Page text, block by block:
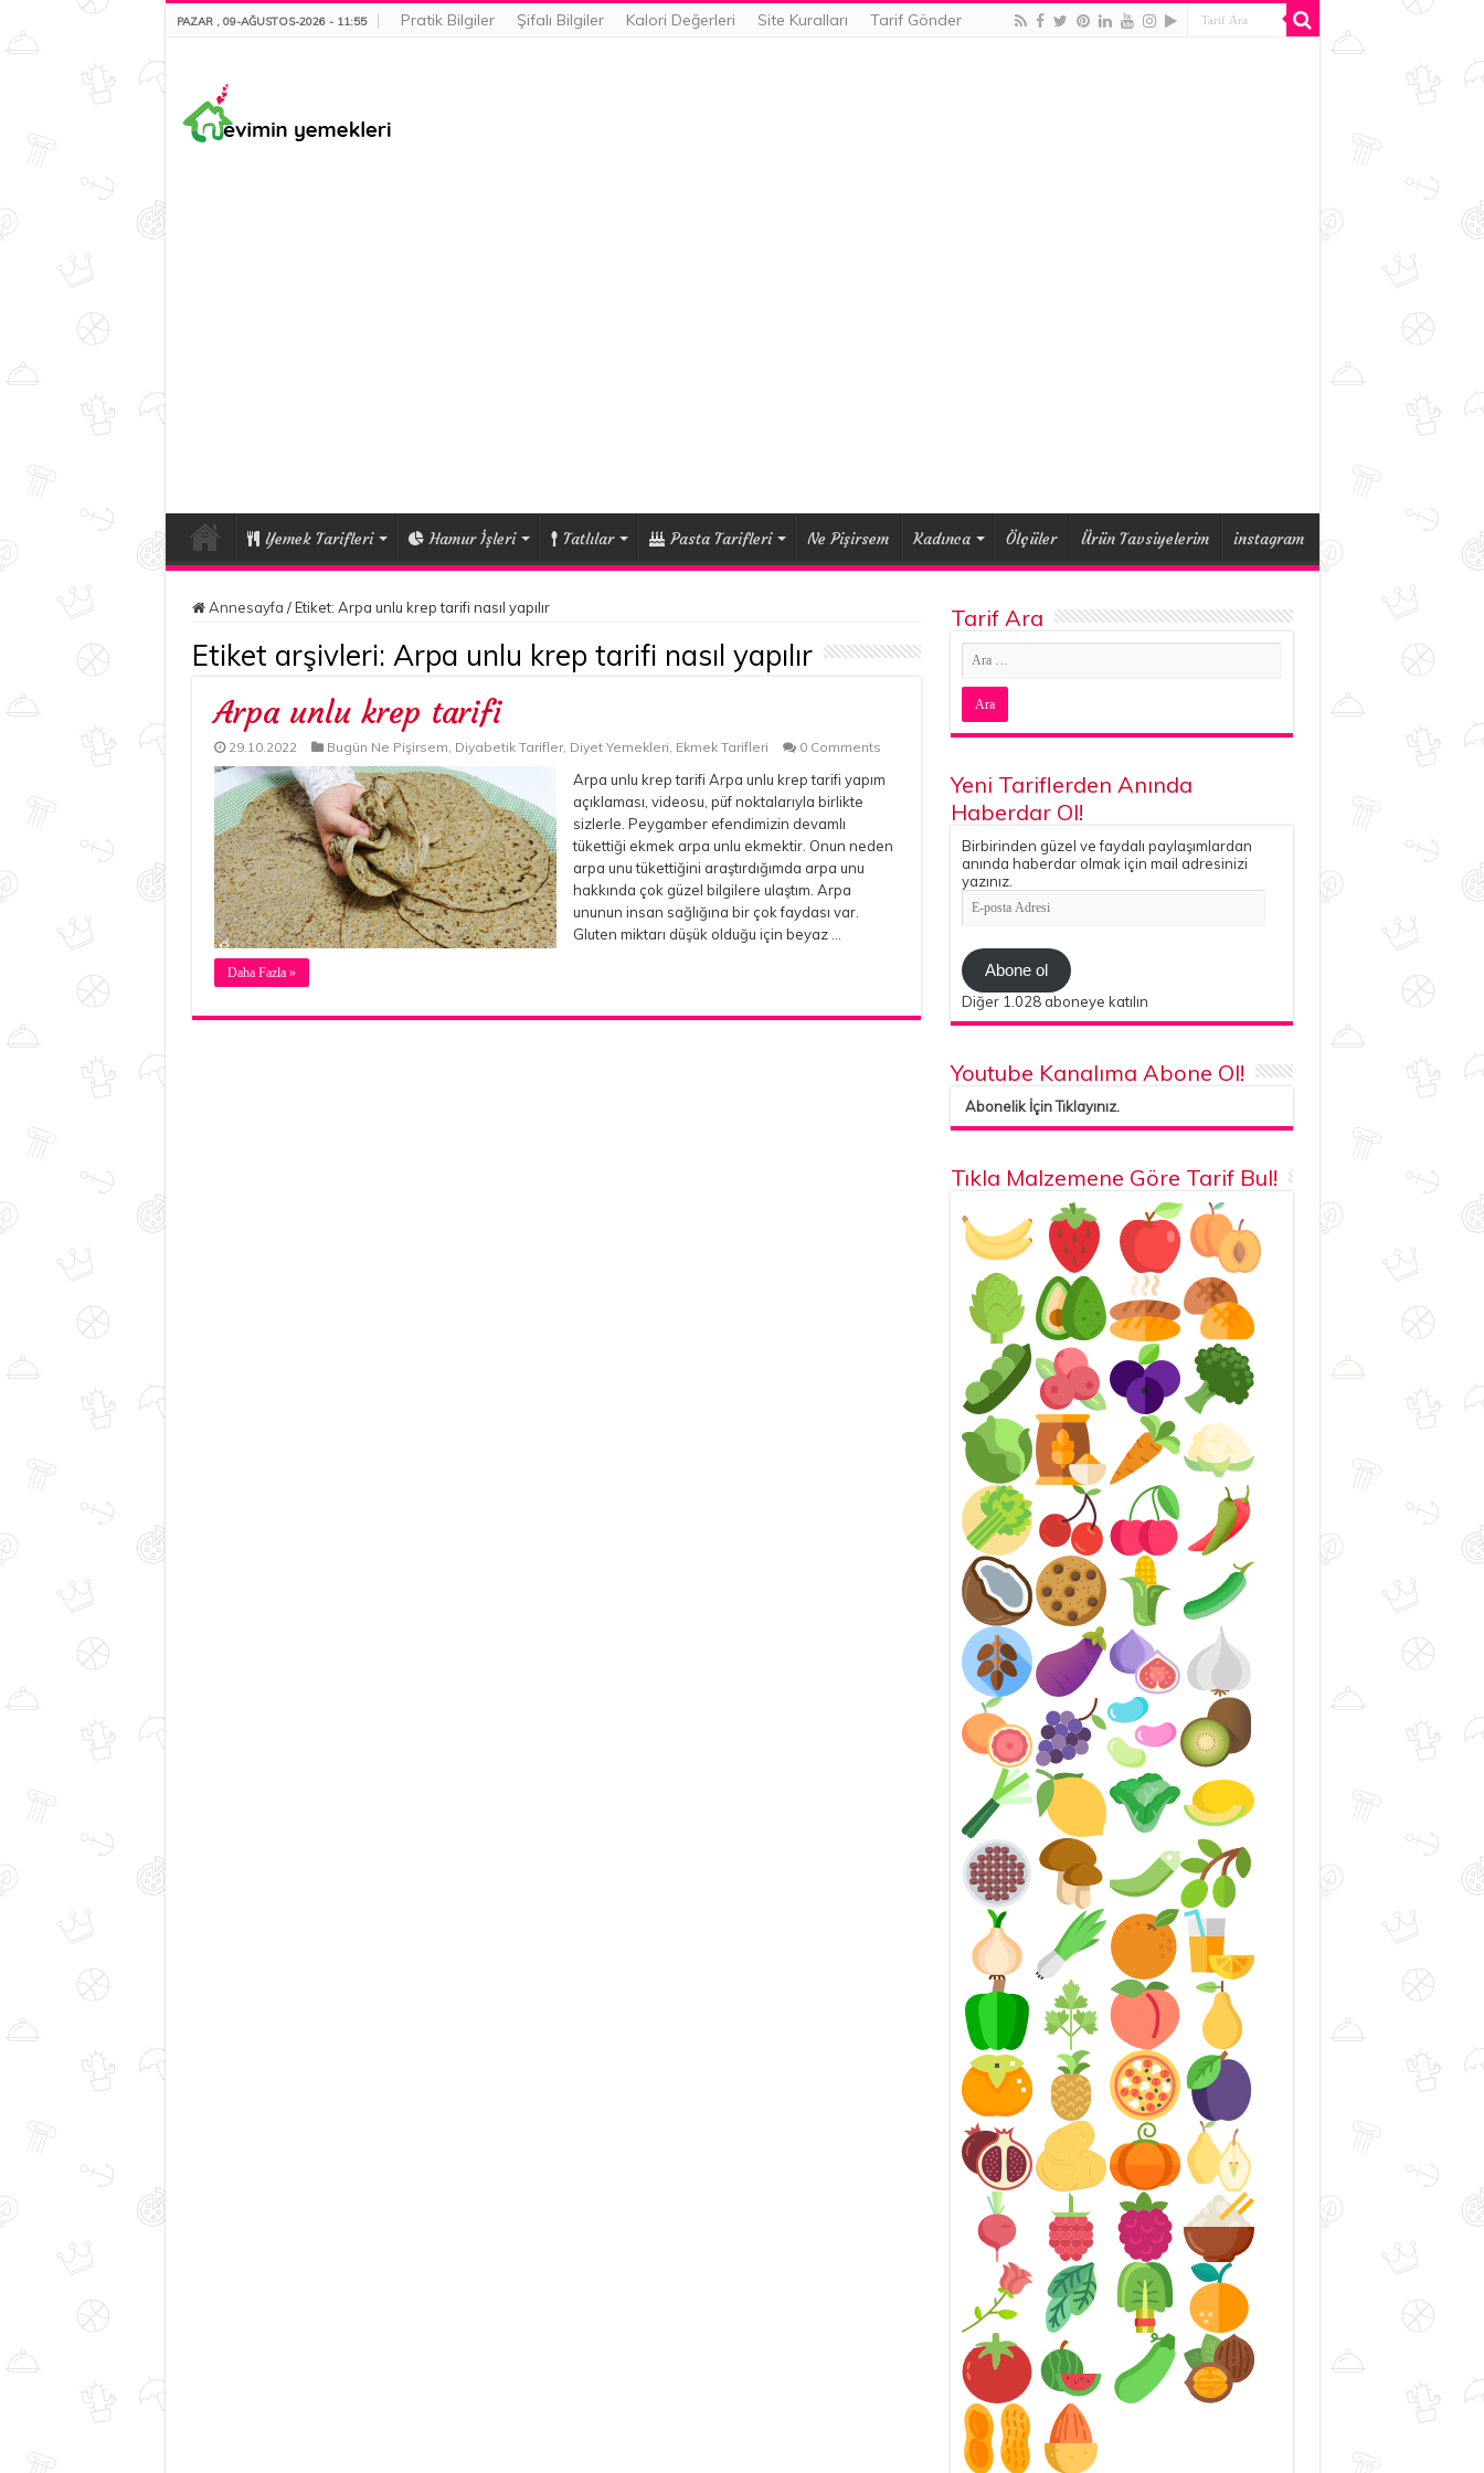
PAZAR , 09-AĞUSTOS-2026 - 11:55 Pratik Bilgiler Şifalı Bilgiler Kalori Değerleri Site Kuralları Tarif Gönder
Yemek Tarifleri Hamur İşleri Tatlılar Pasta Tarifleri Ne Pişirsem Kadınca Ölçüler Ürün Tavsiyelerim instagram
Annesayfa / Etiket: Arpa unlu krep tarifi nasıl yapılır
Etiket arşivleri: Arpa unlu krep tarifi nasıl yapılır
Arpa unlu krep tarifi
29.10.2022 Bugün Ne Pişirsem, Diyabetik Tarifler, Diyet Yemekleri, Ekmek Tarifleri 0 Comments
Arpa unlu krep tarifi Arpa unlu krep tarifi yapım
açıklaması, videosu, püf noktalarıyla birlikte
sizlerle. Peygamber efendimizin devamlı
tükettiği ekmek arpa unlu ekmektir. Onun neden
arpa unu tükettiğini araştırdığımda arpa unu
hakkında çok güzel bilgilere ulaştım. Arpa
ununun insan sağlığına bir çok faydası var.
Gluten miktarı düşük olduğu için beyaz …
Daha Fazla »
Tarif Ara
Yeni Tariflerden Anında
Haberdar Ol!
Birbirinden güzel ve faydalı paylaşımlardan
anında haberdar olmak için mail adresinizi
yazınız.
E-
posta
Abone ol
Diğer 1.028 aboneye katılın
Youtube Kanalıma Abone Ol!
Abonelik İçin Tıklayınız.
Tıkla Malzemene Göre Tarif Bul!